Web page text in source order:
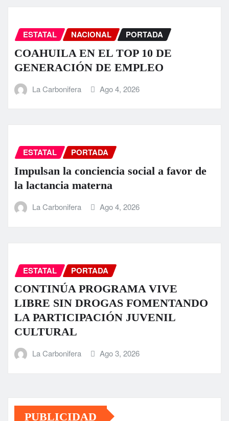
ESTATAL NACIONAL PORTADA
COAHUILA EN EL TOP 10 DE
GENERACIÓN DE EMPLEO
La Carbonifera Ago 4, 2026
ESTATAL PORTADA
Impulsan la conciencia social a favor de
la lactancia materna
La Carbonifera Ago 4, 2026
ESTATAL PORTADA
CONTINÚA PROGRAMA VIVE
LIBRE SIN DROGAS FOMENTANDO
LA PARTICIPACIÓN JUVENIL
CULTURAL
La Carbonifera Ago 3, 2026
PUBLICIDAD